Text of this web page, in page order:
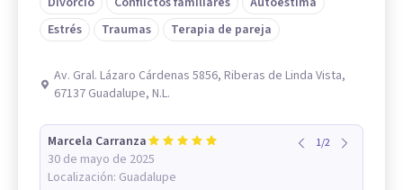
Estrés
Traumas Terapia de pareja
Av. Gral. Lázaro Cárdenas 5856, Riberas de Linda Vista,
67137 Guadalupe, N.L.
Marcela Carranza
30 de mayo de 2025
Localización: Guadalupe
1/2